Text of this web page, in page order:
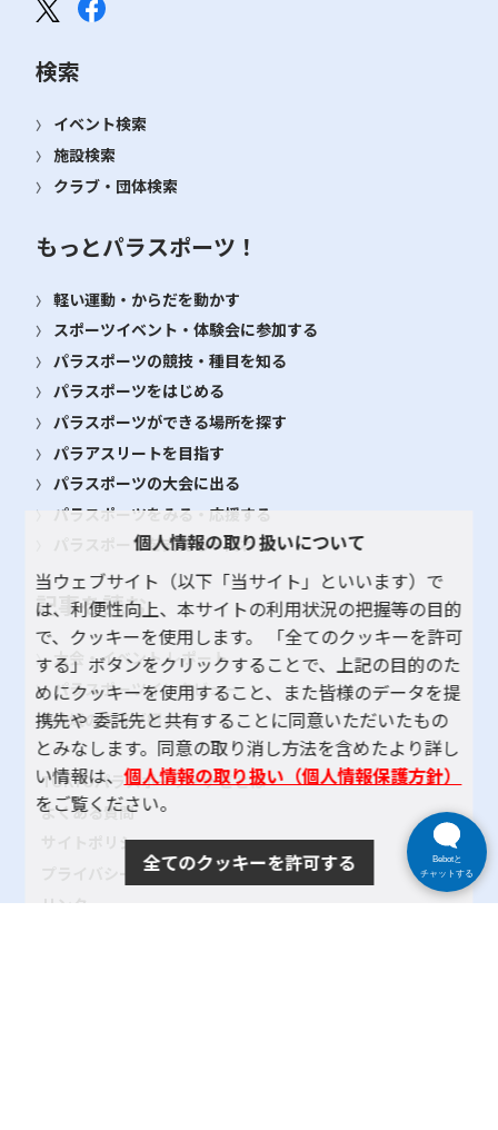
検索
イベント検索
施設検索
クラブ・団体検索
もっとパラスポーツ！
軽い運動・からだを動かす
スポーツイベント・体験会に参加する
パラスポーツの競技・種目を知る
パラスポーツをはじめる
パラスポーツができる場所を探す
パラアスリートを目指す
パラスポーツの大会に出る
パラスポーツをみる・応援する
パラスポーツを支える・関わる
記事を読む
大会・イベント レポート
パラスポーツインタビュー
地域のクラブ紹介
TOKYOパラスポーツ・ナビとは
よくある質問
サイトポリシー
プライバシーポリシー
リンク
個人情報の取り扱いについて
当ウェブサイト（以下「当サイト」といいます）で
は、利便性向上、本サイトの利用状況の把握等の目的
で、クッキーを使用します。 「全てのクッキーを許可
する」ボタンをクリックすることで、上記の目的のた
めにクッキーを使用すること、また皆様のデータを提
携先や 委託先と共有することに同意いただいたもの
とみなします。同意の取り消し方法を含めたより詳し
い情報は、個人情報の取り扱い（個人情報保護方針）
をご覧ください。
全てのクッキーを許可する
Bebotと
チャットする